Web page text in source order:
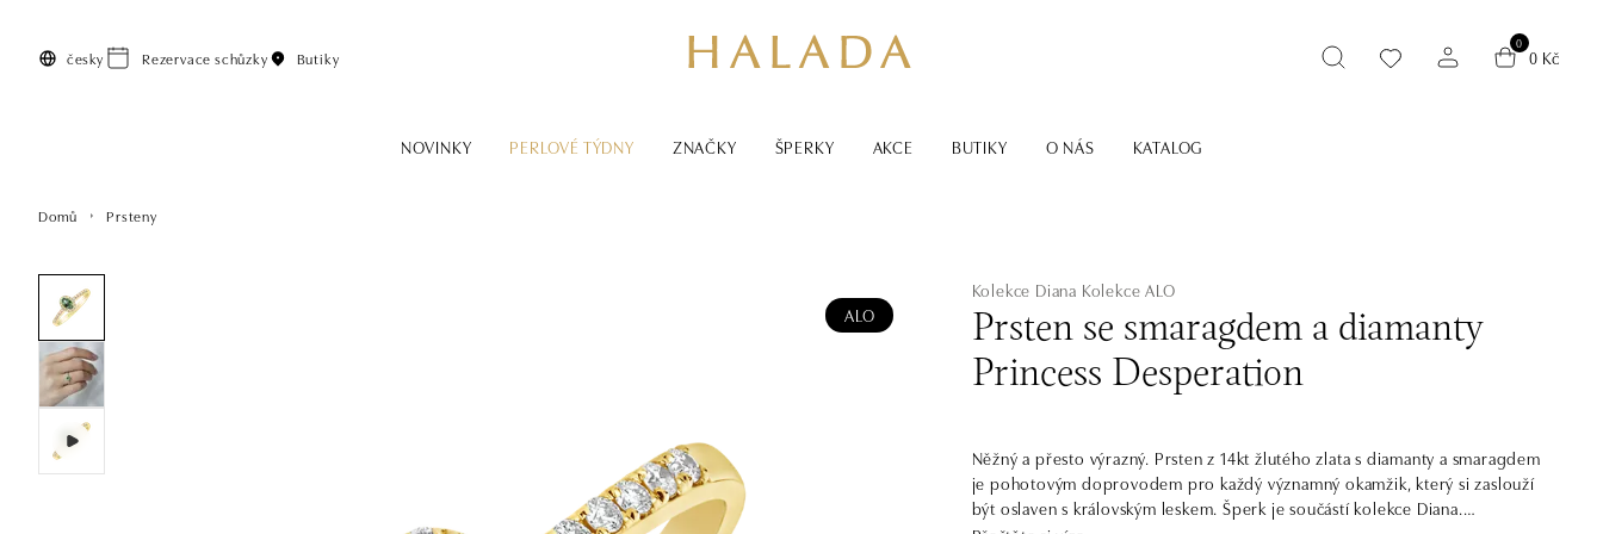
česky Rezervace schůzky Butiky
0
0 Kč
NOVINKY PERLOVÉ TÝDNY ZNAČKY ŠPERKY AKCE BUTIKY O NÁS KATALOG
Domů Prsteny
ALO
Kolekce Diana Kolekce ALO
Prsten se smaragdem a diamanty
Princess Desperation
Něžný a přesto výrazný. Prsten z 14kt žlutého zlata s diamanty a smaragdem
je pohotovým doprovodem pro každý významný okamžik, který si zaslouží
být oslaven s královským leskem. Šperk je součástí kolekce Diana.